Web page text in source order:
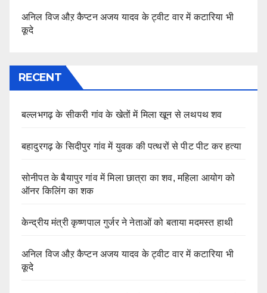
अनिल विज औऱ कैप्टन अजय यादव के ट्वीट वार में कटारिया भी
कूदे
RECENT
बल्लभगढ़ के सीकरी गांव के खेतों में मिला खून से लथपथ शव
बहादुरगढ़ के सिदीपुर गांव में युवक की पत्थरों से पीट पीट कर हत्या
सोनीपत के बैयापुर गांव में मिला छात्रा का शव, महिला आयोग को
ऑनर किलिंग का शक
केन्द्रीय मंत्री कृष्णपाल गुर्जर ने नेताओं को बताया मदमस्त हाथी
अनिल विज औऱ कैप्टन अजय यादव के ट्वीट वार में कटारिया भी
कूदे